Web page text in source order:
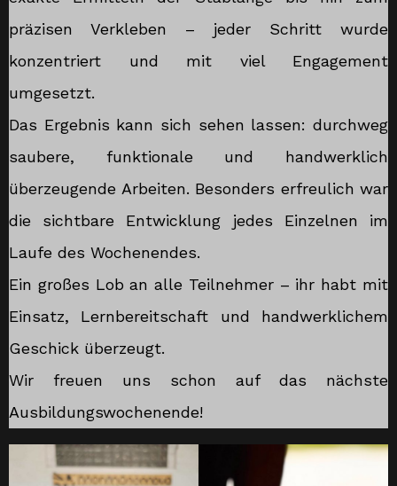
präzisen Verkleben – jeder Schritt wurde
konzentriert und mit viel Engagement
umgesetzt.
Das Ergebnis kann sich sehen lassen: durchweg
saubere, funktionale und handwerklich
überzeugende Arbeiten. Besonders erfreulich war
die sichtbare Entwicklung jedes Einzelnen im
Laufe des Wochenendes.
Ein großes Lob an alle Teilnehmer – ihr habt mit
Einsatz, Lernbereitschaft und handwerklichem
Geschick überzeugt.
Wir freuen uns schon auf das nächste
Ausbildungswochenende!